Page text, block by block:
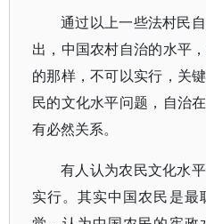
通过以上一些法村民
出，中国农村自治的水平
的那样，不可以实行，关
民的文化水平问题，自治
有必然关系。
有人认为农民文化水
实行。其实中国农民是